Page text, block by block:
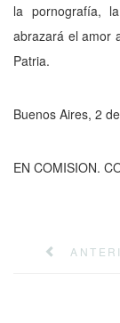
la pornografía,
abrazará el amor
Patria.
Buenos Aires, 2
EN COMISION.